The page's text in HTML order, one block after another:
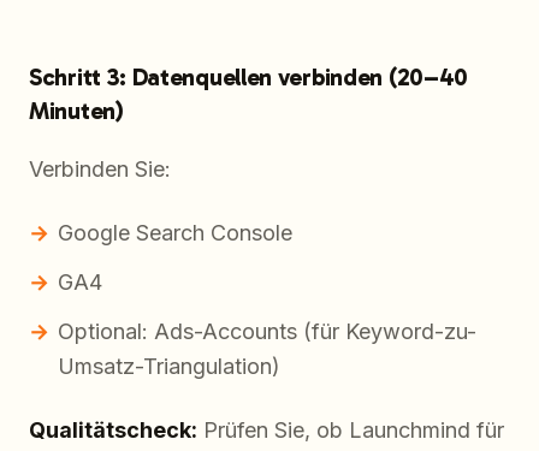
Schritt 3: Datenquellen verbinden (20–40
Minuten)
Verbinden Sie:
Google Search Console
GA4
Optional: Ads-Accounts (für Keyword-zu-
Umsatz-Triangulation)
Qualitätscheck: Prüfen Sie, ob Launchmind für